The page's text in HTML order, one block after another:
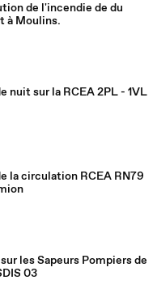
de l'incendie de du
à Moulins.
nuit sur la RCEA 2PL - 1VL
la circulation RCEA RN79
les Sapeurs Pompiers de
03